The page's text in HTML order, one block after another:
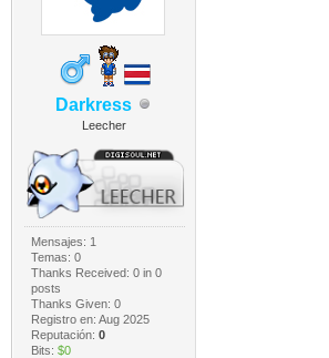
Darkress
Leecher
Mensajes: 1
Temas: 0
Thanks Received: 0in 0
posts
Thanks Given: 0
Registro en: Aug 2025
Reputación: 0
Bits: $0